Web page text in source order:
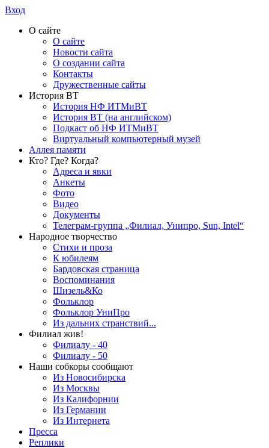
Вход
О сайте
О сайте
Новости сайта
О создании сайта
Контакты
Дружественные сайты
История ВТ
История НФ ИТМиВТ
История ВТ (на английском)
Подкаст об НФ ИТМиВТ
Виртуальный компьютерный музей
Аллея памяти
Кто? Где? Когда?
Адреса и явки
Анкеты
Фото
Видео
Документы
Телеграм-группа „Филиал, Унипро, Sun, Intel“
Народное творчество
Стихи и проза
К юбилеям
Бардовская страница
Воспоминания
Шизель&Ко
Фольклор
Фольклор УниПро
Из дальних странствий...
Филиал жив!
Филиалу - 40
Филиалу - 50
Наши собкоры сообщают
Из Новосибирска
Из Москвы
Из Калифорнии
Из Германии
Из Интернета
Пресса
Реплики